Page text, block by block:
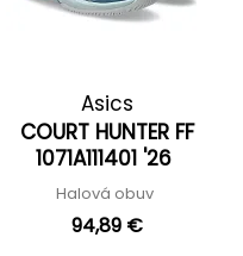
Asics
COURT HUNTER FF
1071A111401 '26
Halová obuv
94,89 €